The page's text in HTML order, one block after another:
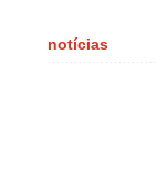
notícias